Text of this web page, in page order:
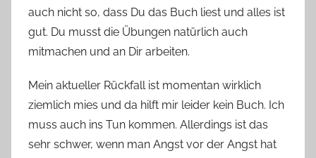
auch nicht so, dass Du das Buch liest und alles ist
gut. Du musst die Übungen natürlich auch
mitmachen und an Dir arbeiten.
Mein aktueller Rückfall ist momentan wirklich
ziemlich mies und da hilft mir leider kein Buch. Ich
muss auch ins Tun kommen. Allerdings ist das
sehr schwer, wenn man Angst vor der Angst hat